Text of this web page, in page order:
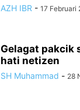
AZH IBR - 17 Februari
Gelagat pakcik
hati netizen
SH Muhammad - 28